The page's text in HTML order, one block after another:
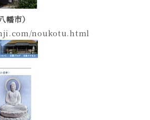
市）
noukotu.html